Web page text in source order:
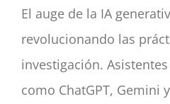
El auge de la IA
revolucionando las
investigación.
como ChatGPT, Gemini